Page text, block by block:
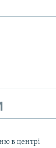
в центрі